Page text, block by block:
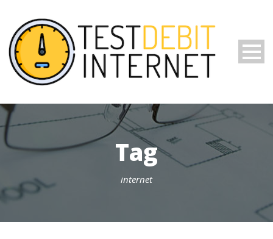
Tag
internet